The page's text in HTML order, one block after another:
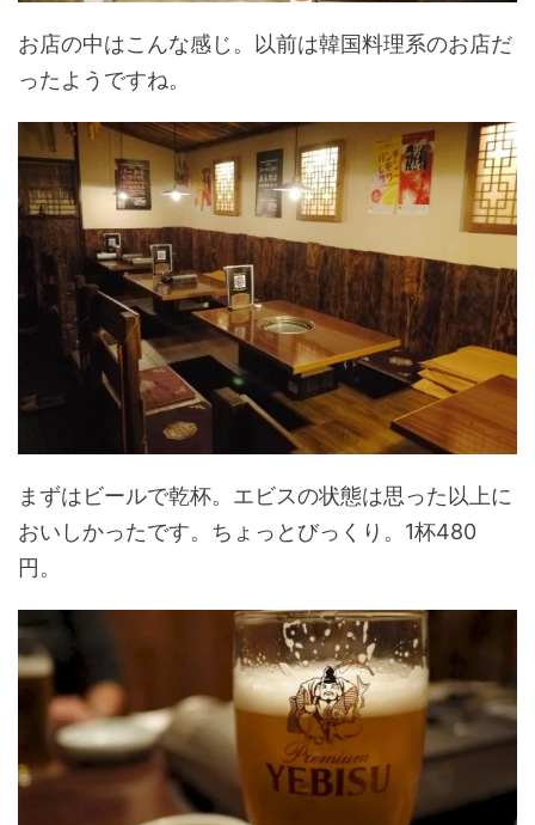
お店の中はこんな感じ。以前は韓国料理系のお店だ
ったようですね。
まずはビールで乾杯。エビスの状態は思った以上に
おいしかったです。ちょっとびっくり。1杯480
円。